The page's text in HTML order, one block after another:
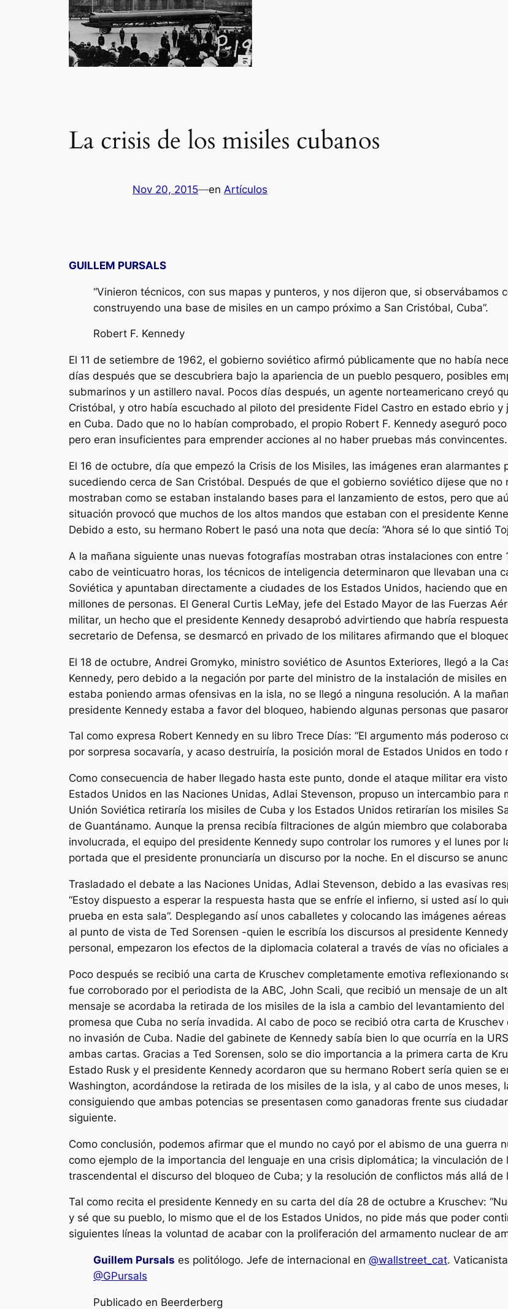
La crisis de los misiles cubanos
Nov 20, 2015—en Artículos
GUILLEM PURSALS
“Vinieron técnicos, con sus mapas y punteros, y nos dijeron que, si observábamos
construyendo una base de misiles en un campo próximo a San Cristóbal, Cuba”.
Robert F. Kennedy
El 11 de setiembre de 1962, el gobierno soviético afirmó públicamente que no había
días después que se descubriera bajo la apariencia de un pueblo pesquero, posibles
submarinos y un astillero naval. Pocos días después, un agente norteamericano creyó
Cristóbal, y otro había escuchado al piloto del presidente Fidel Castro en estado ebrio
en Cuba. Dado que no lo habían comprobado, el propio Robert F. Kennedy aseguró
pero eran insuficientes para emprender acciones al no haber pruebas más convincentes.
El 16 de octubre, día que empezó la Crisis de los Misiles, las imágenes eran
sucediendo cerca de San Cristóbal. Después de que el gobierno soviético dijese que
mostraban como se estaban instalando bases para el lanzamiento de estos, pero que
situación provocó que muchos de los altos mandos que estaban con el presidente
Debido a esto, su hermano Robert le pasó una nota que decía: “Ahora sé lo que sintió
A la mañana siguiente unas nuevas fotografías mostraban otras instalaciones con
cabo de veinticuatro horas, los técnicos de inteligencia determinaron que llevaban una
Soviética y apuntaban directamente a ciudades de los Estados Unidos, haciendo que
millones de personas. El General Curtis LeMay, jefe del Estado Mayor de las Fuerzas
militar, un hecho que el presidente Kennedy desaprobó advirtiendo que habría
secretario de Defensa, se desmarcó en privado de los militares afirmando que el
El 18 de octubre, Andrei Gromyko, ministro soviético de Asuntos Exteriores, llegó a la
Kennedy, pero debido a la negación por parte del ministro de la instalación de misiles
estaba poniendo armas ofensivas en la isla, no se llegó a ninguna resolución. A la
presidente Kennedy estaba a favor del bloqueo, habiendo algunas personas que
Tal como expresa Robert Kennedy en su libro Trece Días: “El argumento más poderoso
por sorpresa socavaría, y acaso destruiría, la posición moral de Estados Unidos en todo
Como consecuencia de haber llegado hasta este punto, donde el ataque militar era
Estados Unidos en las Naciones Unidas, Adlai Stevenson, propuso un intercambio
Unión Soviética retiraría los misiles de Cuba y los Estados Unidos retirarían los misiles
de Guantánamo. Aunque la prensa recibía filtraciones de algún miembro que
involucrada, el equipo del presidente Kennedy supo controlar los rumores y el lunes por
portada que el presidente pronunciaría un discurso por la noche. En el discurso se
Trasladado el debate a las Naciones Unidas, Adlai Stevenson, debido a las evasivas
“Estoy dispuesto a esperar la respuesta hasta que se enfríe el infierno, si usted así lo
prueba en esta sala”. Desplegando así unos caballetes y colocando las imágenes
al punto de vista de Ted Sorensen -quien le escribía los discursos al presidente
personal, empezaron los efectos de la diplomacia colateral a través de vías no oficiales
Poco después se recibió una carta de Kruschev completamente emotiva reflexionando
fue corroborado por el periodista de la ABC, John Scali, que recibió un mensaje de un
mensaje se acordaba la retirada de los misiles de la isla a cambio del levantamiento
promesa que Cuba no sería invadida. Al cabo de poco se recibió otra carta de
no invasión de Cuba. Nadie del gabinete de Kennedy sabía bien lo que ocurría en la
ambas cartas. Gracias a Ted Sorensen, solo se dio importancia a la primera carta de
Estado Rusk y el presidente Kennedy acordaron que su hermano Robert sería quien se
Washington, acordándose la retirada de los misiles de la isla, y al cabo de unos meses,
consiguiendo que ambas potencias se presentasen como ganadoras frente sus
siguiente.
Como conclusión, podemos afirmar que el mundo no cayó por el abismo de una guerra
como ejemplo de la importancia del lenguaje en una crisis diplomática; la vinculación
trascendental el discurso del bloqueo de Cuba; y la resolución de conflictos más allá de
Tal como recita el presidente Kennedy en su carta del día 28 de octubre a Kruschev:
y sé que su pueblo, lo mismo que el de los Estados Unidos, no pide más que poder
siguientes líneas la voluntad de acabar con la proliferación del armamento nuclear de
Guillem Pursals es politólogo. Jefe de internacional en @wallstreet_cat.
@GPursals
Publicado en Beerderberg